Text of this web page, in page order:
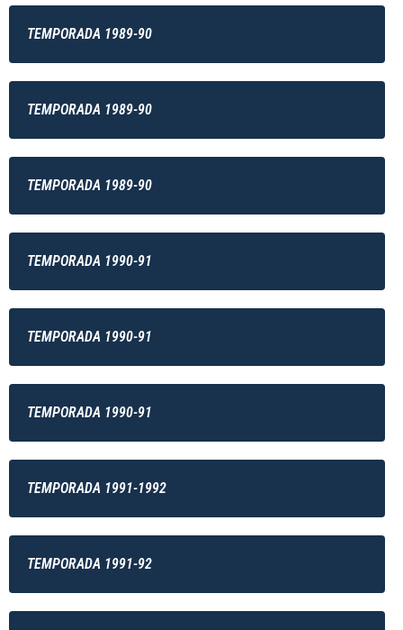
TEMPORADA 1989-90
TEMPORADA 1989-90
TEMPORADA 1989-90
TEMPORADA 1990-91
TEMPORADA 1990-91
TEMPORADA 1990-91
TEMPORADA 1991-1992
TEMPORADA 1991-92